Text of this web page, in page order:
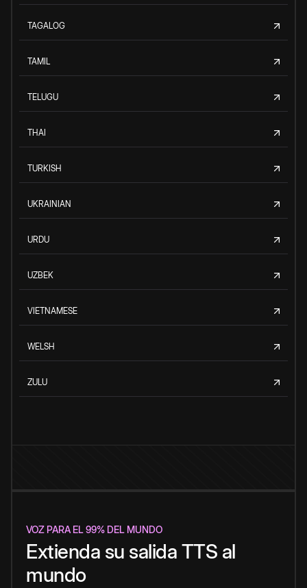
TAGALOG
TAMIL
TELUGU
THAI
TURKISH
UKRAINIAN
URDU
UZBEK
VIETNAMESE
WELSH
ZULU
VOZ PARA EL 99% DEL MUNDO
Extienda su salida TTS al
mundo